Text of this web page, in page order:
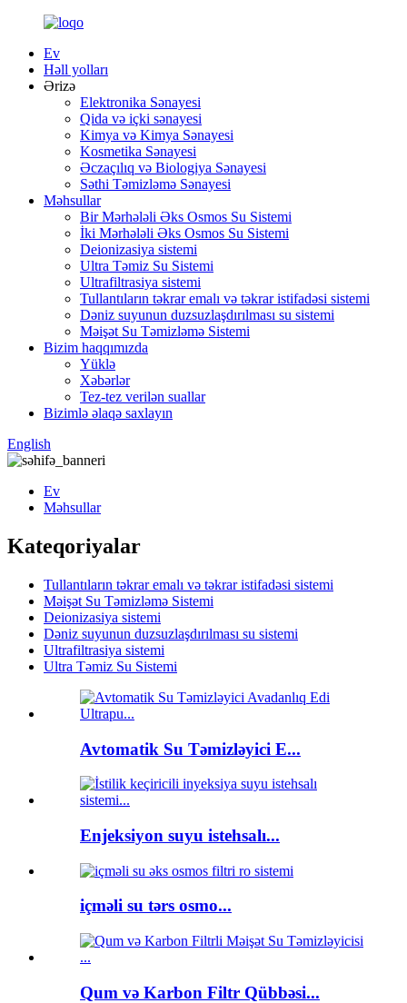
Ev
Həll yolları
Ərizə
Elektronika Sənayesi
Qida və içki sənayesi
Kimya və Kimya Sənayesi
Kosmetika Sənayesi
Əczaçılıq və Biologiya Sənayesi
Səthi Təmizləmə Sənayesi
Məhsullar
Bir Mərhələli Əks Osmos Su Sistemi
İki Mərhələli Əks Osmos Su Sistemi
Deionizasiya sistemi
Ultra Təmiz Su Sistemi
Ultrafiltrasiya sistemi
Tullantıların təkrar emalı və təkrar istifadəsi sistemi
Dəniz suyunun duzsuzlaşdırılması su sistemi
Məişət Su Təmizləmə Sistemi
Bizim haqqımızda
Yüklə
Xəbərlər
Tez-tez verilən suallar
Bizimlə əlaqə saxlayın
English
Ev
Məhsullar
Kateqoriyalar
Tullantıların təkrar emalı və təkrar istifadəsi sistemi
Məişət Su Təmizləmə Sistemi
Deionizasiya sistemi
Dəniz suyunun duzsuzlaşdırılması su sistemi
Ultrafiltrasiya sistemi
Ultra Təmiz Su Sistemi
Avtomatik Su Təmizləyici E...
Enjeksiyon suyu istehsalı...
içməli su tərs osmo...
Qum və Karbon Filtr Qübbəsi...